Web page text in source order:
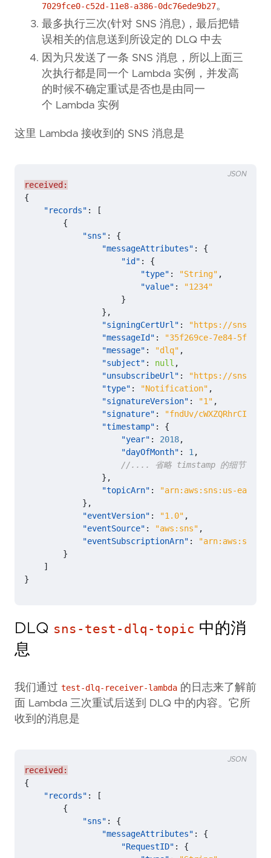
7029fce0-c52d-11e8-a386-0dc76ede9b27。
最多执行三次(针对 SNS 消息)，最后把错
误相关的信息送到所设定的 DLQ 中去
因为只发送了一条 SNS 消息，所以上面三
次执行都是同一个 Lambda 实例，并发高
的时候不确定重试是否也是由同一
个 Lambda 实例
这里 Lambda 接收到的 SNS 消息是
received:
{
"records" :
[
{
"sns" :
{
"messageAttributes" :
{
"id" :
{
"type" : "String" ,
"value" :
"1234"
}
},
"signingCertUrl" :
"https://sns.us-
"messageId" :
"35f269ce-7e84-5fe1-
"message" : "dlq" ,
"subject" : null ,
"unsubscribeUrl" :
"https://sns.us-
"type" : "Notification" ,
"signatureVersion" : "1" ,
"signature" :
"fndUv/
"timestamp" :
{
"year" : 2018,
"dayOfMonth" : 1 ,
},
"topicArn" :
"arn:aws:sns:us-east-
},
"eventVersion" : "1.0" ,
"eventSource" : "aws:sns" ,
"eventSubscriptionArn" :
}
]
}
JSON
DLQ sns-test-dlq-topic 中的消
息
我们通过 test-dlq-receiver-lambda 的日志来了解前
面 Lambda 三次重试后送到 DLQ 中的内容。它所
收到的消息是
received:
{
"records" :
[
{
"sns" :
{
"messageAttributes" :
{
"RequestID" :
{
JSON